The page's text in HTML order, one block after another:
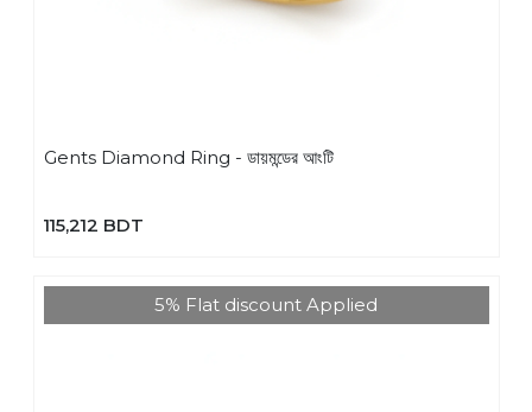
Gents Diamond Ring - ডায়মন্ডের আংটি
115,212 BDT
5% Flat discount Applied